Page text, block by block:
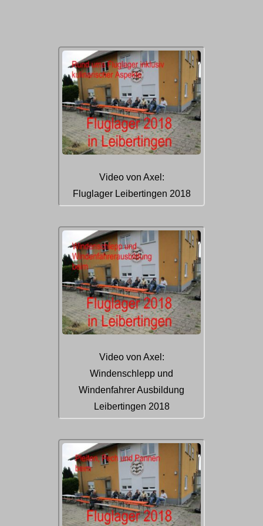
Video von Axel:
Fluglager Leibertingen 2018
Video von Axel:
Windenschlepp und
Windenfahrer Ausbildung
Leibertingen 2018